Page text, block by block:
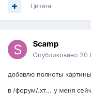
Цитата
Scamp
Опубликовано 20
добавлю полноты
в /форум/.хт... у меня